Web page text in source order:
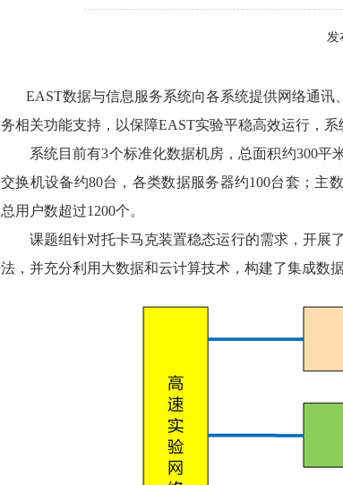
发
EAST数据与信息服务系统向各系统提供网络通
务相关功能支持，以保障EAST实验平稳高效运行，系
系统目前有3个标准化数据机房，总面积约300平
交换机设备约80台，各类数据服务器约100台套；主
总用户数超过1200个。
课题组针对托卡马克装置稳态运行的需求，开展
法，并充分利用大数据和云计算技术，构建了集成数